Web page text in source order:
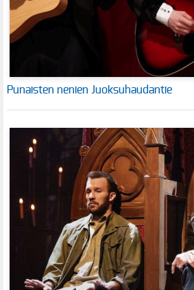
Punaisten nenien Juoksuhaudantie